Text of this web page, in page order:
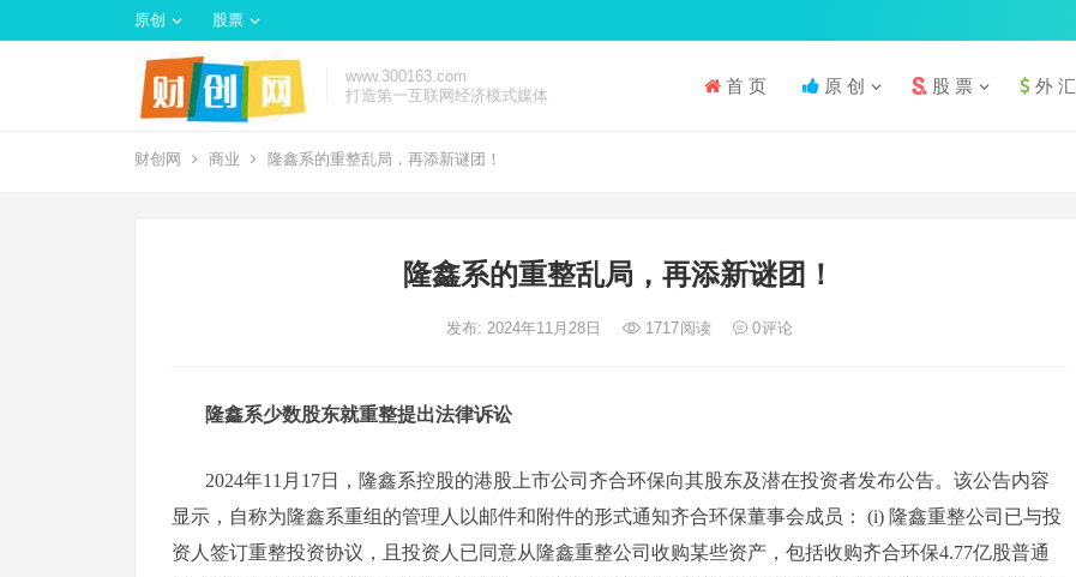
原创 股票
www.300163.com
打造第一互联网经济模式媒体
首 页 原 创 股 票 外 汇
财创网 商业 隆鑫系的重整乱局，再添新谜团！
隆鑫系的重整乱局，再添新谜团！
发布: 2024年11月28日 1717阅读 0评论
隆鑫系少数股东就重整提出法律诉讼
2024年11月17日，隆鑫系控股的港股上市公司齐合环保向其股东及潜在投资者发布公告。该公告内容
显示，自称为隆鑫系重组的管理人以邮件和附件的形式通知齐合环保董事会成员： (i) 隆鑫重整公司已与投
资人签订重整投资协议，且投资人已同意从隆鑫重整公司收购某些资产，包括收购齐合环保4.77亿股普通